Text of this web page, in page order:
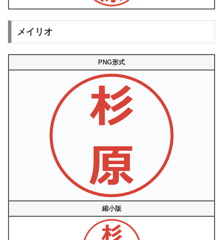
メイリオ
PNG形式
縮小版